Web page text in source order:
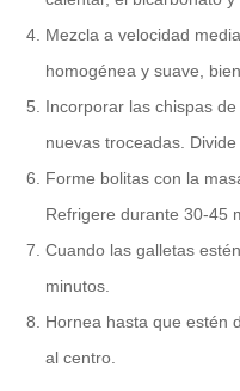
Mezcla a velocidad
homogénea y suave,
Incorporar las chispas
nuevas troceadas.
Forme bolitas con la
Refrigere durante 30-45
Cuando las galletas
minutos.
Hornea hasta que estén
al centro.